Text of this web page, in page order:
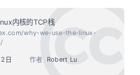
内核的TCP栈
why-we-use-the-linux-
作者 Robert Lu
日